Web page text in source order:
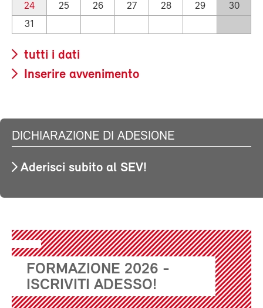
24
25 26 27 28 29
30
31
tutti i dati
Inserire avvenimento
DICHIARAZIONE DI ADESIONE
Aderisci subito al SEV!
FORMAZIONE 2026 -
ISCRIVITI ADESSO!